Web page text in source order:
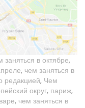
заняться в октябре,
, чем заняться в
редакцией, Чем
округ, париж,
, чем заняться в